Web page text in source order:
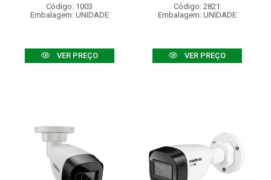
Código: 1003
Embalagem: UNIDADE
VER PREÇO
Código: 2821
Embalagem: UNIDADE
VER PREÇO